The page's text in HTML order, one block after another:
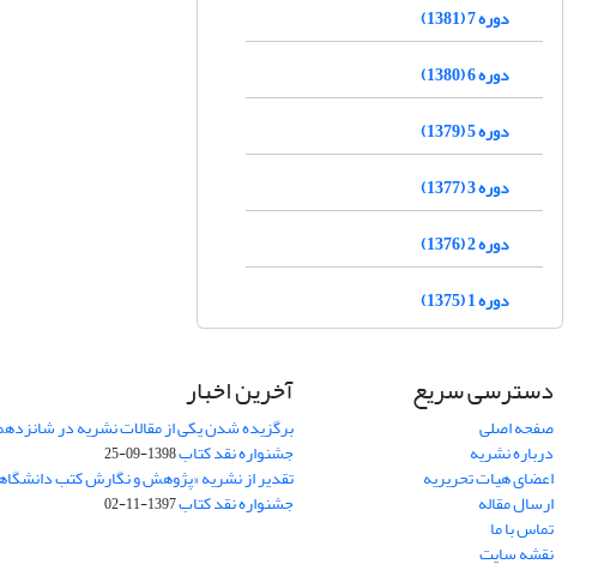
دوره 7 (1381)
دوره 6 (1380)
دوره 5 (1379)
دوره 3 (1377)
دوره 2 (1376)
دوره 1 (1375)
دسترسی سریع
صفحه اصلی
درباره نشریه
اعضای هیات تحریریه
ارسال مقاله
تماس با ما
نقشه سایت
آخرین اخبار
برگزیده شدن یکی از مقالات نشریه در
جشنواره نقد کتاب1398-09-25
تقدیر از نشریه «پژوهش و نگارش کتب
جشنواره نقد کتاب1397-11-02